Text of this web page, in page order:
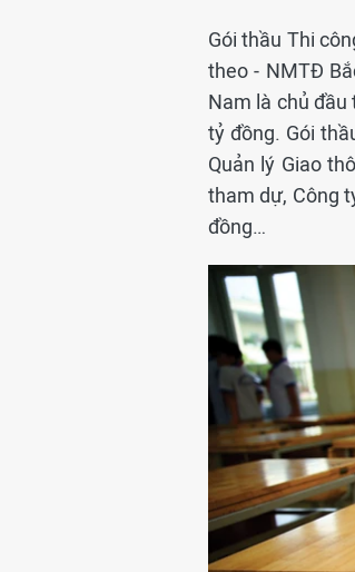
Gói thầu Thi
theo - NMTĐ
Nam là chủ
tỷ đồng. Gói
Quản lý Giao
tham dự, Công
đồng…